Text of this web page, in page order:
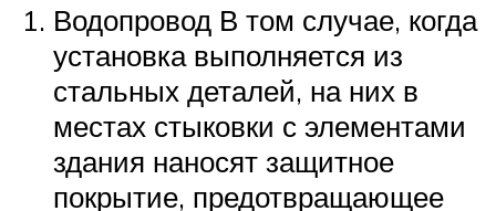
Водопровод В том случае, когда
установка выполняется из
стальных деталей, на них в
местах стыковки с элементами
здания наносят защитное
покрытие, предотвращающее